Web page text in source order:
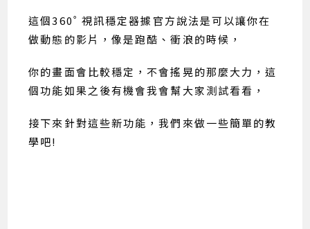
這個360˚ 視訊穩定器據官方說法是可以讓你在
做動態的影片，像是跑酷、衝浪的時候，
你的畫面會比較穩定，不會搖晃的那麼大力，這
個功能如果之後有機會我會幫大家測試看看，
接下來針對這些新功能，我們來做一些簡單的教
學吧!